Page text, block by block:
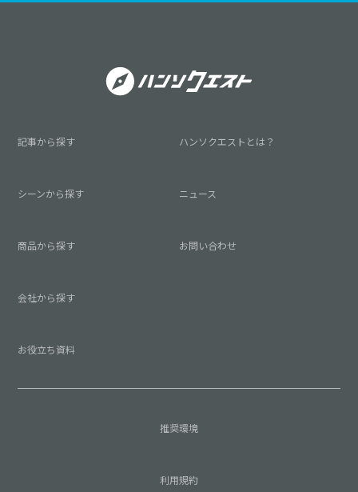
記事から探す
シーンから探す
商品から探す
会社から探す
お役立ち資料
ハンソクエストとは？
ニュース
お問い合わせ
推奨環境
利用規約